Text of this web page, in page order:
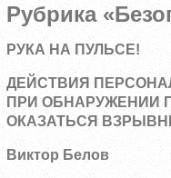
Рубрика
РУКА НА ПУЛЬСЕ!
ДЕЙСТВИЯ
ПРИ ОБНАРУЖЕНИИ
ОКАЗАТЬСЯ
Виктор Белов